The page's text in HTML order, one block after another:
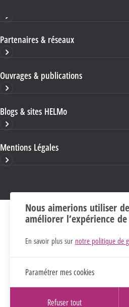
Partenaires & réseaux
Ouvrages & publications
Blogs & sites HELMo
Mentions Légales
Nous aimerions utiliser
améliorer l’expérience
En savoir plus sur notre politique de
Paramétrer mes cookies
Refuser tout